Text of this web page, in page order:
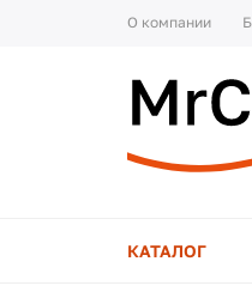
О компании
КАТАЛОГ